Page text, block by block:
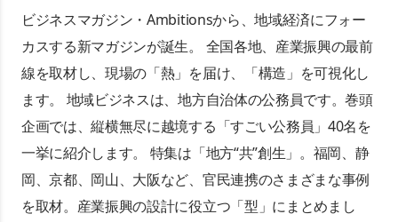
ビジネスマガジン・Ambitionsから、地域経済にフォー
カスする新マガジンが誕生。 全国各地、産業振興の最前
線を取材し、現場の「熱」を届け、「構造」を可視化し
ます。 地域ビジネスは、地方自治体の公務員です。巻頭
企画では、縦横無尽に越境する「すごい公務員」40名を
一挙に紹介します。 特集は「地方“共”創生」。福岡、静
岡、京都、岡山、大阪など、官民連携のさまざまな事例
を取材。産業振興の設計に役立つ「型」にまとめまし